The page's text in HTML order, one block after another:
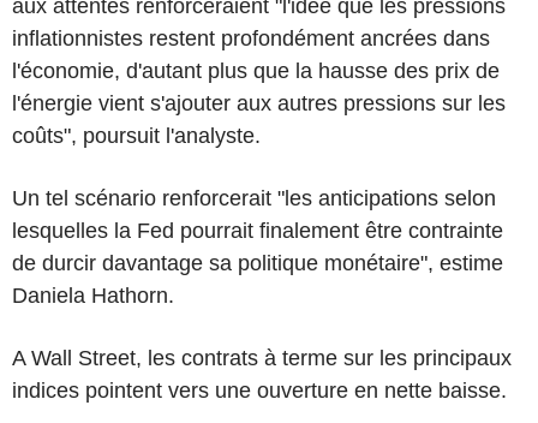
aux attentes renforceraient "l'idée que les pressions
inflationnistes restent profondément ancrées dans
l'économie, d'autant plus que la hausse des prix de
l'énergie vient s'ajouter aux autres pressions sur les
coûts", poursuit l'analyste.
Un tel scénario renforcerait "les anticipations selon
lesquelles la Fed pourrait finalement être contrainte
de durcir davantage sa politique monétaire", estime
Daniela Hathorn.
A Wall Street, les contrats à terme sur les principaux
indices pointent vers une ouverture en nette baisse.